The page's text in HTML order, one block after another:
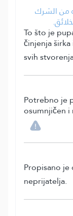
من الشرك
To što je
činjenja
svih
Potrebno je
osumnjičen
Propisano
neprijatelja.